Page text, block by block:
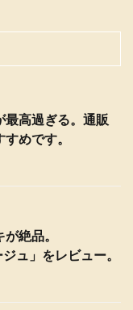
最高過ぎる。通販
めです。
絶品。
ュ」をレビュー。